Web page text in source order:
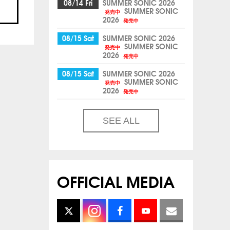
08/14 Fri SUMMER SONIC 2026
発売中 SUMMER SONIC
2026 発売中
08/15 Sat SUMMER SONIC 2026
発売中 SUMMER SONIC
2026 発売中
08/15 Sat SUMMER SONIC 2026
発売中 SUMMER SONIC
2026 発売中
SEE ALL
OFFICIAL MEDIA